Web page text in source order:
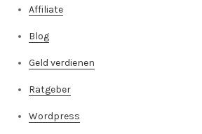
Affiliate
Blog
Geld verdienen
Ratgeber
Wordpress